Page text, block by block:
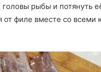
рыбы и потянуть
от филе вместе со всеми